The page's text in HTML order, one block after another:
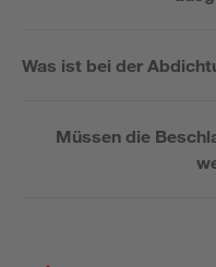
Was ist bei der
Müssen die